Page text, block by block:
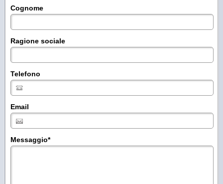
Cognome
Ragione sociale
Telefono
Email
Messaggio*